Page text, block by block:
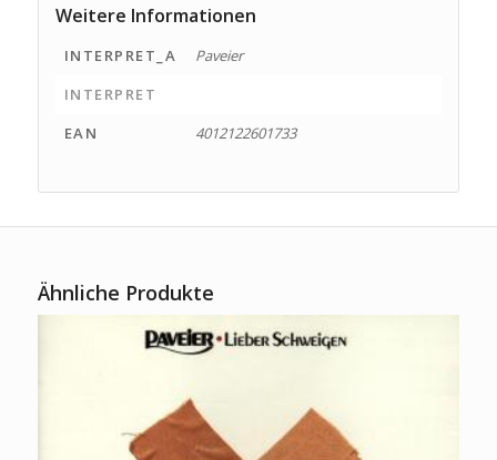
Weitere Informationen
INTERPRET_A
Paveier
INTERPRET
EAN
4012122601733
Ähnliche Produkte